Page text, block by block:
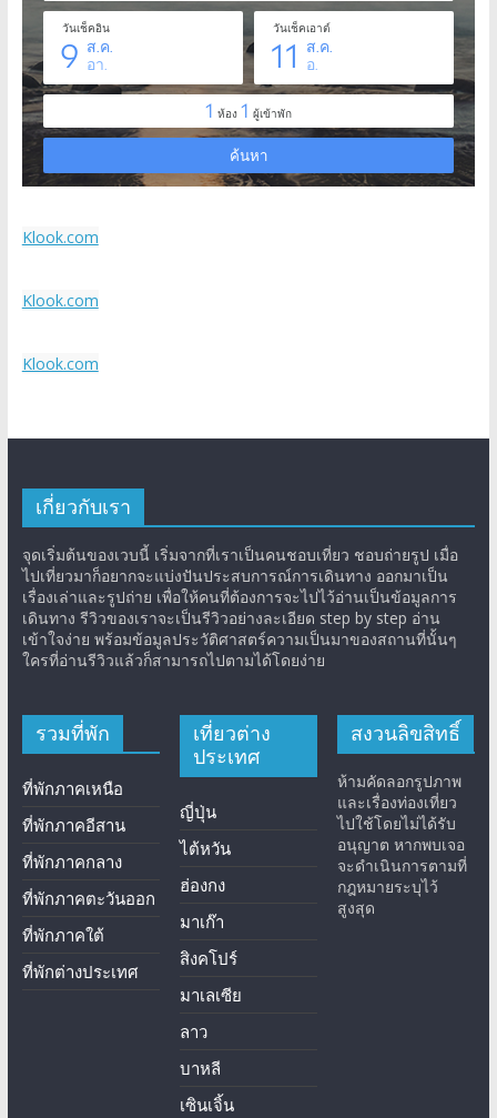
Klook.com
Klook.com
Klook.com
เกี่ยวกับเรา
จุดเริ่มต้นของเวบนี้ เริ่มจากที่เราเป็นคนชอบเที่ยว ชอบถ่ายรูป เมื่อ
ไปเที่ยวมาก็อยากจะแบ่งปันประสบการณ์การเดินทาง ออกมาเป็น
เรื่องเล่าและรูปถ่าย เพื่อให้คนที่ต้องการจะไปไว้อ่านเป็นข้อมูลการ
เดินทาง รีวิวของเราจะเป็นรีวิวอย่างละเอียด step by step อ่าน
เข้าใจง่าย พร้อมข้อมูลประวัติศาสตร์ความเป็นมาของสถานที่นั้นๆ
ใครที่อ่านรีวิวแล้วก็สามารถไปตามได้โดยง่าย
รวมที่พัก
ที่พักภาคเหนือ
ที่พักภาคอีสาน
ที่พักภาคกลาง
ที่พักภาคตะวันออก
ที่พักภาคใต้
ที่พักต่างประเทศ
เที่ยวต่าง
ประเทศ
ญี่ปุ่น
ไต้หวัน
ฮ่องกง
มาเก๊า
สิงคโปร์
มาเลเซีย
ลาว
บาหลี
เซินเจิ้น
สงวนลิขสิทธิ์
ห้ามคัดลอกรูปภาพ
และเรื่องท่องเที่ยว
ไปใช้โดยไม่ได้รับ
อนุญาต หากพบเจอ
จะดำเนินการตามที่
กฎหมายระบุไว้
สูงสุด